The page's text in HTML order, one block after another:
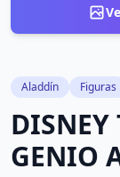
Aladdín Figuras
DISNEY
GENIO